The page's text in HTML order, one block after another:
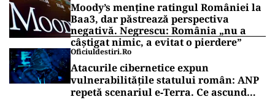
Moody’s menține ratingul României la
Baa3, dar păstrează perspectiva
negativă. Negrescu: România „nu a
câștigat nimic, a evitat o pierdere”
Oficiuldestiri.ro
Atacurile cibernetice expun
vulnerabilitățile statului român: ANP
repetă scenariul e‑Terra. Ce ascund